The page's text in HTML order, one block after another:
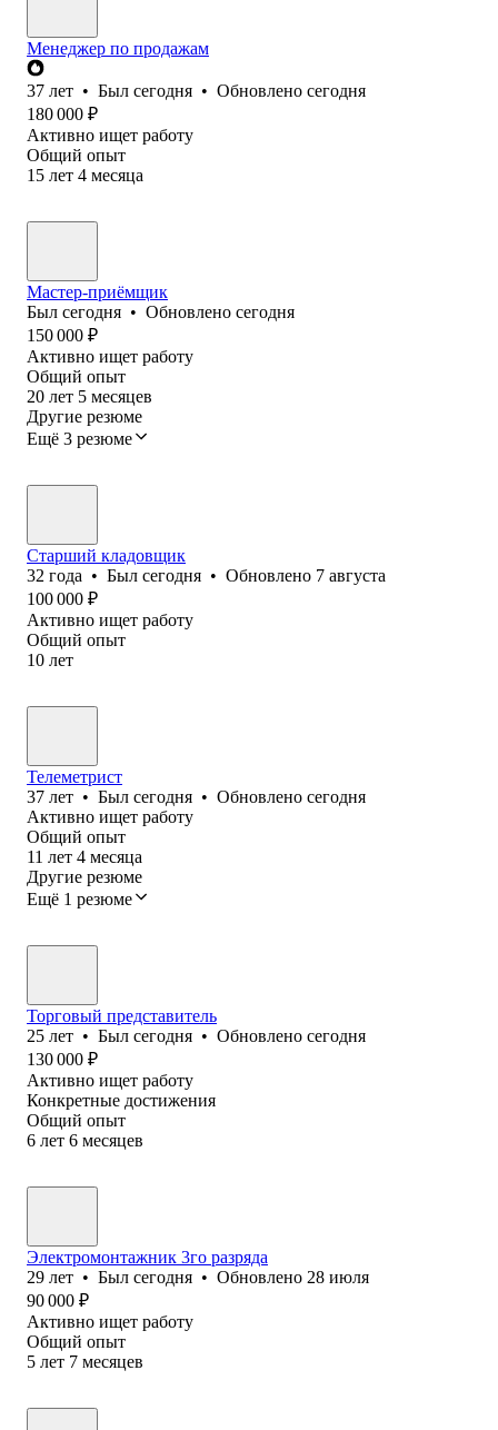
Менеджер по продажам
37 лет • Был сегодня • Обновлено сегодня
180 000 ₽
Активно ищет работу
Общий опыт
15 лет 4 месяца
Мастер-приёмщик
Был сегодня • Обновлено сегодня
150 000 ₽
Активно ищет работу
Общий опыт
20 лет 5 месяцев
Другие резюме
Ещё 3 резюме
Старший кладовщик
32 года • Был сегодня • Обновлено 7 августа
100 000 ₽
Активно ищет работу
Общий опыт
10 лет
Телеметрист
37 лет • Был сегодня • Обновлено сегодня
Активно ищет работу
Общий опыт
11 лет 4 месяца
Другие резюме
Ещё 1 резюме
Торговый представитель
25 лет • Был сегодня • Обновлено сегодня
130 000 ₽
Активно ищет работу
Конкретные достижения
Общий опыт
6 лет 6 месяцев
Электромонтажник 3го разряда
29 лет • Был сегодня • Обновлено 28 июля
90 000 ₽
Активно ищет работу
Общий опыт
5 лет 7 месяцев